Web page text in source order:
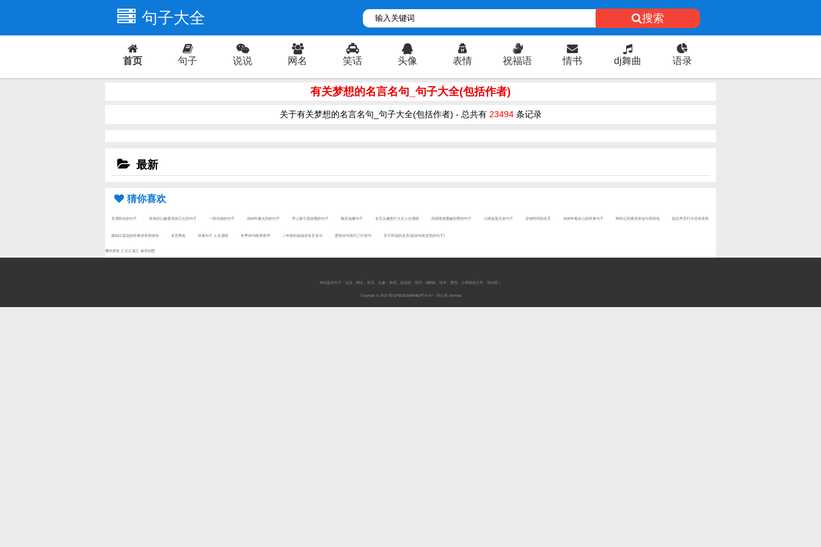
句子大全 搜索
首页 句子 说说 网名 笑话 头像 表情 祝福语 情书 dj舞曲 语录
有关梦想的名言名句_句子大全(包括作者)
关于有关梦想的名言名句_句子大全(包括作者) - 总共有 23494条记录
最新
猜你喜欢
充满阳光的句子 所有的心酸委屈自己扛的句子 一秒泪崩的句子 2020年最火的的句子 早上吸引朋友圈的句子 晚安温馨句子 名言头像图片大全人生感悟 高情商发圈被秒赞的句子 心情低落无奈句子 珍惜时间的名言 2020年最走心的经典句子 网抑云经典语录短句表情包 励志早安打卡语录表情
讽刺白莲花的经典语录表情包 名言网名 经典句子 人生感悟 冬季诗句唯美情书 二年级的祝福语名言名句 爱情诗句现代三行情书 关于和谐的名言(或诗句或优美的句子)
儋州房价 汇元江海汇 保亭别墅
本站提供句子 说说 网名 笑话 头像 表情 祝福语 情书 dj舞曲 语录 爱情 小狸猫短文学 。等内容！
Copyright © 2018 琼ICP备2021000462号-6BY：秋心草 sitemap